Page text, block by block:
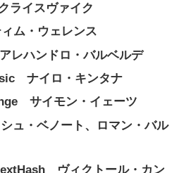
ライスヴァイク
ム・ウェレンス
レハンドロ・バルベルデ
ナイロ・キンタナ
サイモン・イェーツ
ュ・ベノート、ロマン・バル
ヴィクトール・カン